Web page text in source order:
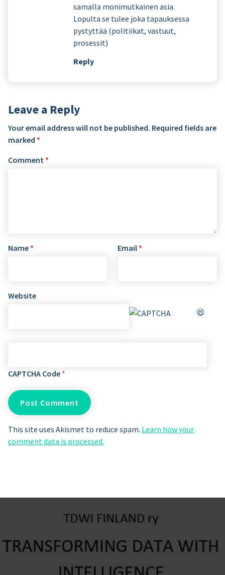
samalla monimutkainen asia.
Lopulta se tulee joka tapauksessa
pystyttää (politiikat, vastuut,
prosessit)
Reply
Leave a Reply
Your email address will not be published. Required fields are
marked *
Comment *
Name * Email *
Website
CAPTCHA Code *
This site uses Akismet to reduce spam. Learn how your
comment data is processed.